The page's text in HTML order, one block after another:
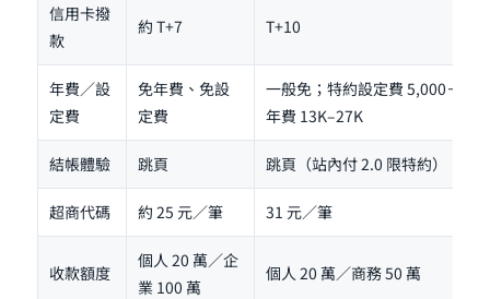
信用卡撥
款
約 T+7 T+10
年費／設
定費
免年費、免設
定費
一般免；特約設定費 5,000＋
年費 13K–27K
結帳體驗 跳頁 跳頁（站內付 2.0 限特約）
超商代碼 約 25 元／筆 31 元／筆
收款額度
個人 20 萬／企
業 100 萬
個人 20 萬／商務 50 萬